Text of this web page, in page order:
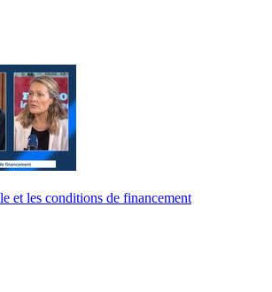
et les conditions de financement